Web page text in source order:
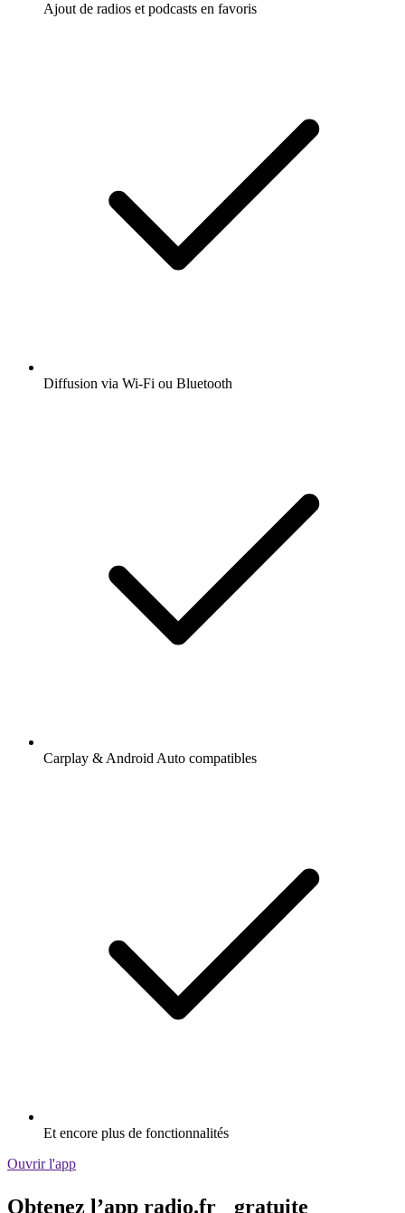
Ajout de radios et podcasts en favoris
Diffusion via Wi-Fi ou Bluetooth
Carplay & Android Auto compatibles
Et encore plus de fonctionnalités
Ouvrir l'app
Obtenez l’app radio.fr gratuite